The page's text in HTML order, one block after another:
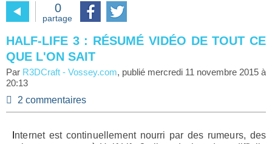
0
partage
HALF-LIFE 3 : RÉSUMÉ VIDÉO DE TOUT CE
QUE L'ON SAIT
Par R3DCraft - Vossey.com, publié mercredi 11 novembre 2015 à
20:13
2 commentaires